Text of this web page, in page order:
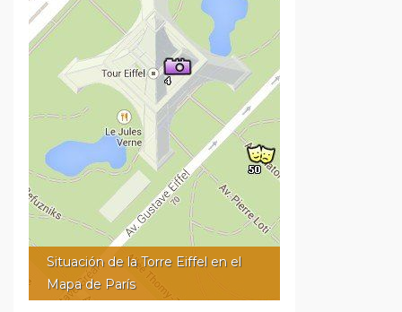
Situación de la Torre Eiffel en el
Mapa de París